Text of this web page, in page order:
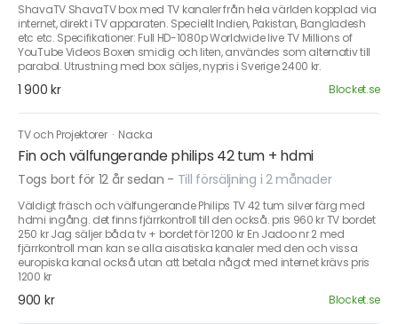
ShavaTV ShavaTV box med TV kanaler från hela världen kopplad via
internet, direkt i TV apparaten. Speciellt Indien, Pakistan, Bangladesh
etc etc. Specifikationer: Full HD-1080p Worldwide live TV Millions of
YouTube Videos Boxen smidig och liten, användes som alternativ till
parabol. Utrustning med box säljes, nypris i Sverige 2400 kr.
1 900 kr Blocket.se
TV och Projektorer · Nacka
Fin och välfungerande philips 42 tum + hdmi
Togs bort för 12 år sedan - Till försäljning i 2 månader
Väldigt fräsch och välfungerande Philips TV 42 tum silver färg med
hdmi ingång. det finns fjärrkontroll till den också. pris 960 kr TV bordet
250 kr Jag säljer båda tv + bordet för 1200 kr En Jadoo nr 2 med
fjärrkontroll man kan se alla aisatiska kanaler med den och vissa
europiska kanal också utan att betala något med internet krävs pris
1200 kr
900 kr Blocket.se